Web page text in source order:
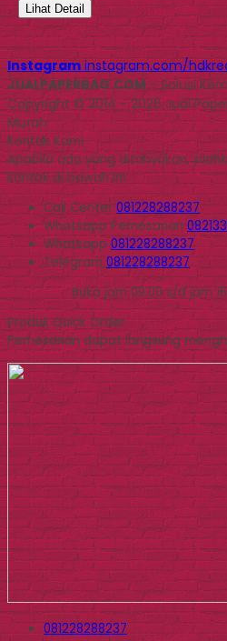
Lihat Detail
Instagram instagram.com/
JUALPAPERBAG.COM- Solusi
Copyright © 2014 - 2026 Jual
Murah
Kontak Kami
Apabila ada yang ditanyakan,
kontak di bawah ini.
Call Center081228288237
WhatsappPemesanan
Whatsapp081228288237
Telegram081228288237
Buka jam 09.00 s/d jam
Produk Quick Order
Pemesanan dapat langsung
081228288237